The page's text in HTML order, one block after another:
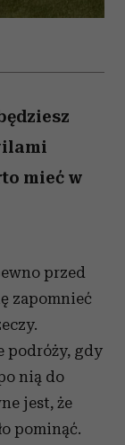
mieć w
przed
zapomnieć
podróży, gdy
nią do
jest, że
pominąć.